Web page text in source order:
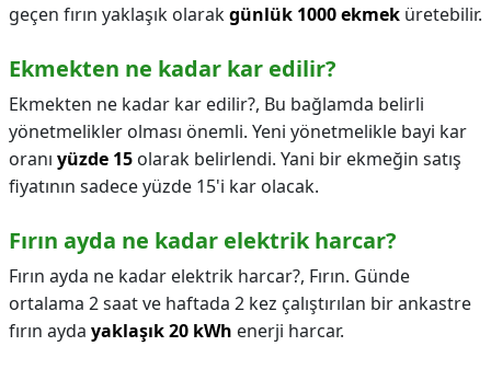
geçen fırın yaklaşık olarakgünlük 1000 ekmek üretebilir.
Ekmekten ne kadar kar edilir?
Ekmekten ne kadar kar edilir?, Bu bağlamda belirli
yönetmelikler olması önemli. Yeni yönetmelikle bayi kar
oranı yüzde 15 olarak belirlendi. Yani bir ekmeğin satış
fiyatının sadece yüzde 15'i kar olacak.
Fırın ayda ne kadar elektrik harcar?
Fırın ayda ne kadar elektrik harcar?, Fırın. Günde
ortalama 2 saat ve haftada 2 kez çalıştırılan bir ankastre
fırın ayda yaklaşık 20 kWh enerji harcar.